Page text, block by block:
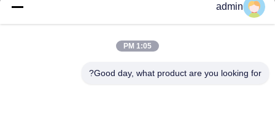
Nero@enlaibio.com
admin
1:05 PM
Good day, what product are you looking for?